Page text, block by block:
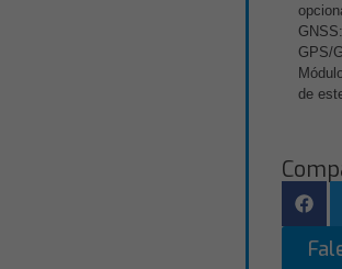
GPS/
de